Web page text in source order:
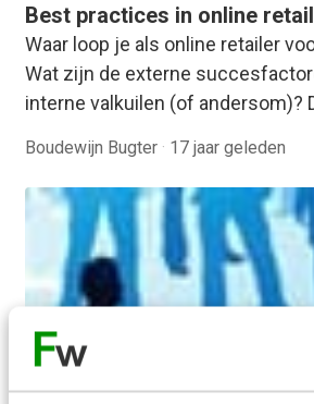
Best practices in online
Waar loop je als online retailer
Wat zijn de externe
interne valkuilen (of andersom)?
Boudewijn Bugter · 17 jaar geleden